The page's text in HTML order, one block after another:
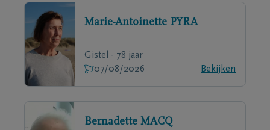
Marie-Antoinette PYRA
Gistel - 78 jaar
07/08/2026
Bekijken
Bernadette MACQ